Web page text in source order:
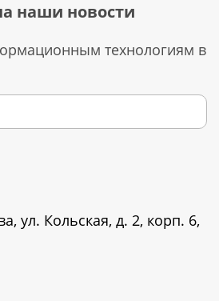
наши новости
технологиям в
ул. Кольская, д. 2, корп. 6,